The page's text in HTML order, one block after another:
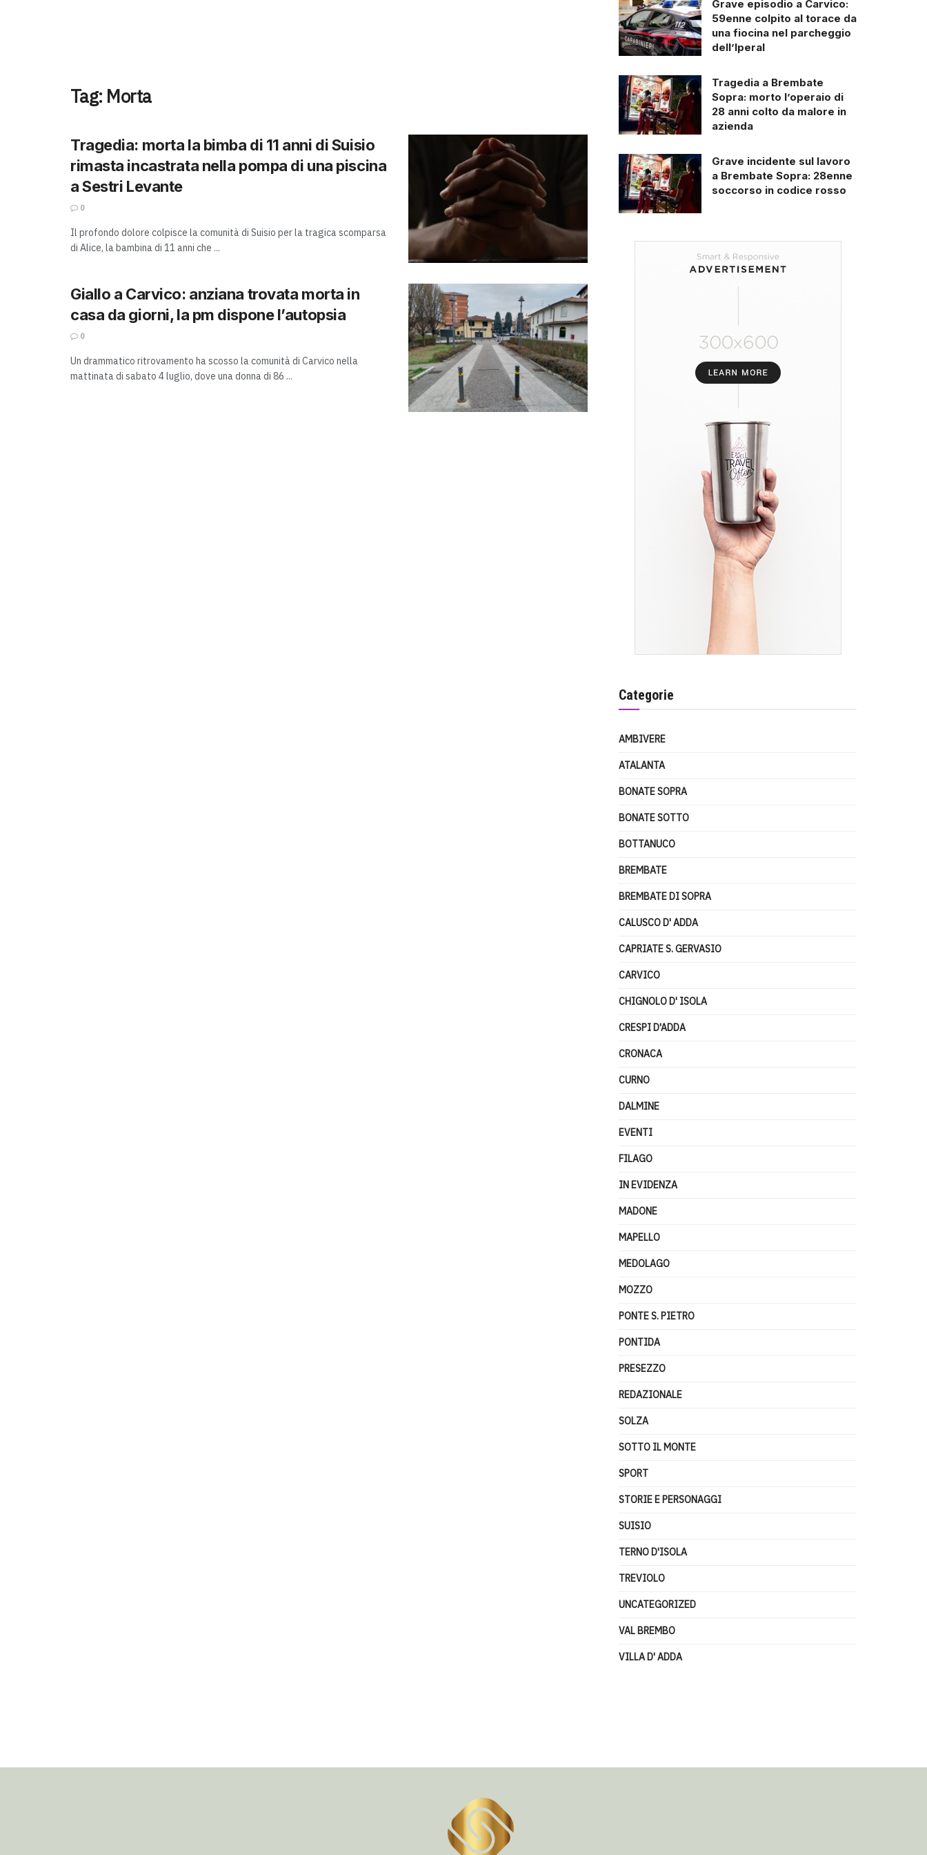
Tag: Morta
Tragedia: morta la bimba di 11 anni di Suisio
rimasta incastrata nella pompa di una piscina
a Sestri Levante
0
Il profondo dolore colpisce la comunità di Suisio per la tragica scomparsa
di Alice, la bambina di 11 anni che ...
Giallo a Carvico: anziana trovata morta in
casa da giorni, la pm dispone l’autopsia
0
Un drammatico ritrovamento ha scosso la comunità di Carvico nella
mattinata di sabato 4 luglio, dove una donna di 86 ...
Grave episodio a Carvico:
59enne colpito al torace da
una fiocina nel parcheggio
dell’Iperal
Tragedia a Brembate
Sopra: morto l’operaio di
28 anni colto da malore in
azienda
Grave incidente sul lavoro
a Brembate Sopra: 28enne
soccorso in codice rosso
Categorie
AMBIVERE
ATALANTA
BONATE SOPRA
BONATE SOTTO
BOTTANUCO
BREMBATE
BREMBATE DI SOPRA
CALUSCO D' ADDA
CAPRIATE S. GERVASIO
CARVICO
CHIGNOLO D' ISOLA
CRESPI D'ADDA
CRONACA
CURNO
DALMINE
EVENTI
FILAGO
IN EVIDENZA
MADONE
MAPELLO
MEDOLAGO
MOZZO
PONTE S. PIETRO
PONTIDA
PRESEZZO
REDAZIONALE
SOLZA
SOTTO IL MONTE
SPORT
STORIE E PERSONAGGI
SUISIO
TERNO D'ISOLA
TREVIOLO
UNCATEGORIZED
VAL BREMBO
VILLA D' ADDA